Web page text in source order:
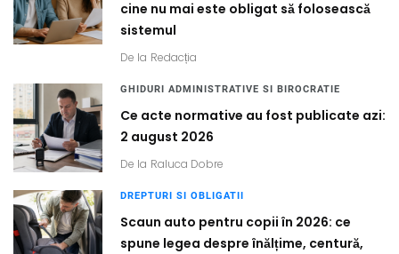
cine nu mai este obligat să folosească
sistemul
De la Redacția
GHIDURI ADMINISTRATIVE SI BIROCRATIE
Ce acte normative au fost publicate azi:
2 august 2026
De la Raluca Dobre
DREPTURI SI OBLIGATII
Scaun auto pentru copii în 2026: ce
spune legea despre înălțime, centură,